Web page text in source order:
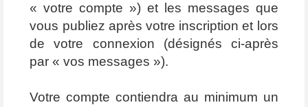
« votre compte ») et les messages que
vous publiez après votre inscription et lors
de votre connexion (désignés ci-après
par « vos messages »).
Votre compte contiendra au minimum un